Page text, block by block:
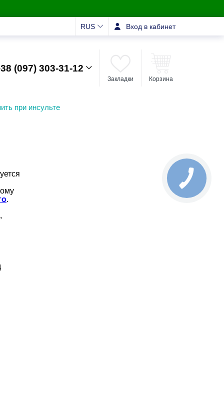
RUS Вход в кабинет
(097) 303-31-12
Закладки Корзина
при инсульте
.